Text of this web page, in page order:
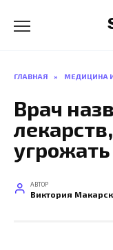
содержанию
ГЛАВНАЯ » МЕДИЦИНА
Врач
АВТОР
Виктория